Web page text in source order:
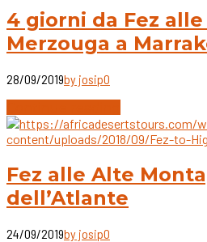
4 giorni da Fez
Merzouga a
28/09/2019by josip0
Fez alle Alte
dell’Atlante
24/09/2019by josip0